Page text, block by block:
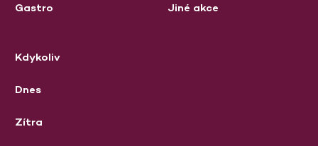
Gastro Jiné akce
Kdykoliv
Dnes
Zítra